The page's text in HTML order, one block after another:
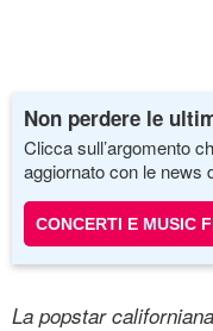
Non perdere le
Clicca sull’argomento
aggiornato con le news
CONCERTI E MUSIC
La popstar